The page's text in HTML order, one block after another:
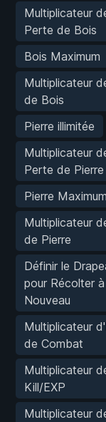
Multiplicateur
Perte de Bois
Bois Maximum
Multiplicateur
de Bois
Pierre illimitée
Multiplicateur
Perte de Pierre
Pierre Maximum
Multiplicateur
de Pierre
Définir le
pour Récolter à
Nouveau
Multiplicateur
de Combat
Multiplicateur
Kill/EXP
Multiplicateur